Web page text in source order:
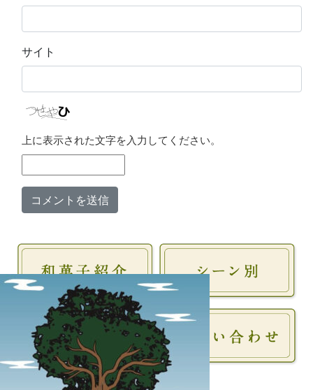
サイト
上に表示された文字を入力してください。